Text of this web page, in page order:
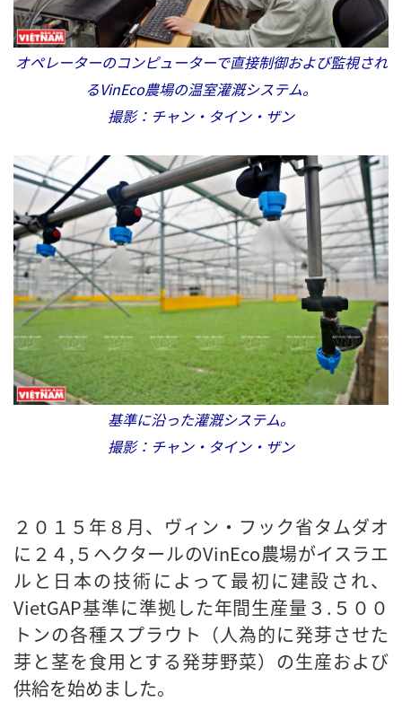
オペレーターのコンピューターで直接制御および監視され
るVinEco農場の温室灌漑システム。
撮影：チャン・タイン・ザン
基準に沿った灌漑システム。
撮影：チャン・タイン・ザン
２０１５年８月、ヴィン・フック省タムダオ
に２４,５ヘクタールのVinEco農場がイスラエ
ルと日本の技術によって最初に建設され、
VietGAP基準に準拠した年間生産量３.５００
トンの各種スプラウト（人為的に発芽させた
芽と茎を食用とする発芽野菜）の生産および
供給を始めました。